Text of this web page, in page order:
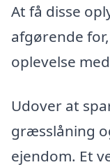
At få disse
afgørende
oplevelse
Udover at
græsslåning
ejendom. Et